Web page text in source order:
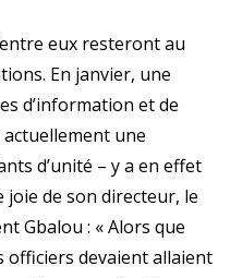
eux resteront au
En janvier, une
d’information et de
une
d’unité – y a en effet
de son directeur, le
Gbalou : « Alors que
officiers devaient allaient